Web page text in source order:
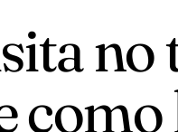
no
como